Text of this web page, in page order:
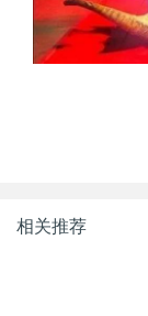
相关推荐